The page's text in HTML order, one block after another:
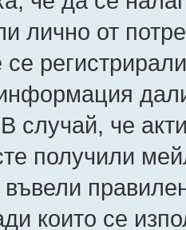
лично от
се
случай, че
получили
въвели
които се